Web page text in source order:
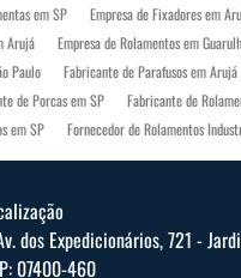
em SP
Empresa de Fixadores em
Arujá
Empresa de Rolamentos em
Paulo
Fabricante de Parafusos em Arujá
de Porcas em SP
Fabricante de
em SP
Fornecedor de Rolamentos
Loja de Equipamentos de Proteção
Comprar Rolamentos em SP
dos Expedicionários, 721 -
07400-460